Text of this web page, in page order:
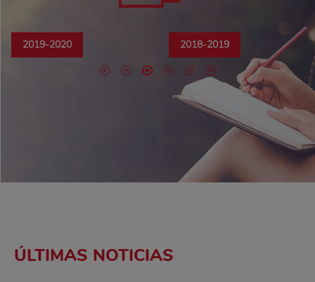
2017-2018 2016-2017
ÚLTIMAS NOTICIAS